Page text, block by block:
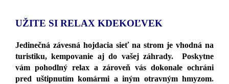
UŽITE SI RELAX KDEKOĽVEK
Jedinečná závesná hojdacia sieť na strom je vhodná na
turistiku, kempovanie aj do vašej záhrady. Poskytne
vám pohodlný relax a zároveň vás dokonale ochráni
pred uštipnutím komármi a iným otravným hmyzom.